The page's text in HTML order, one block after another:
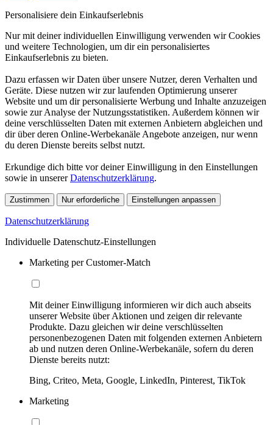
Personalisiere dein Einkaufserlebnis
Nur mit deiner individuellen Einwilligung verwenden wir Cookies
und weitere Technologien, um dir ein personalisiertes
Einkaufserlebnis zu bieten.
Dazu erfassen wir Daten über unsere Nutzer, deren Verhalten und
Geräte. Diese nutzen wir zur laufenden Optimierung unserer
Website und um dir personalisierte Werbung und Inhalte anzuzeigen
sowie zur Analyse der Nutzungsstatistiken. Außerdem können wir
deine verschlüsselten Daten mit externen Anbietern abgleichen und
dir über deren Online-Werbekanäle Angebote anzeigen, nur wenn
du deren Dienste bereits selbst nutzt.
Erkundige dich bitte vor deiner Einwilligung in den Einstellungen
sowie in unsererDatenschutzerklärung.
Zustimmen Nur erforderliche Einstellungen anpassen
Datenschutzerklärung
Individuelle Datenschutz-Einstellungen
Marketing per Customer-Match
Mit deiner Einwilligung informieren wir dich auch abseits
unserer Website über Aktionen und zeigen dir relevante
Produkte. Dazu gleichen wir deine verschlüsselten
personenbezogenen Daten mit folgenden externen Anbietern
ab und nutzen deren Online-Werbekanäle, sofern du deren
Dienste bereits nutzt:
Bing, Criteo, Meta, Google, LinkedIn, Pinterest, TikTok
Marketing